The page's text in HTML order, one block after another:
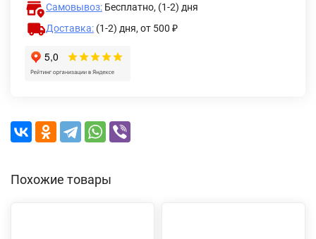
Самовывоз: Бесплатно, (1-2) дня
Доставка: (1-2) дня, от 500 ₽
Похожие товары